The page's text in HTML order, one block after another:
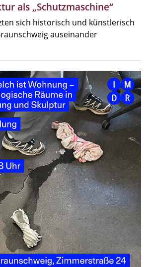
als „Schutzmaschine“
sich historisch und künstlerisch
auseinander